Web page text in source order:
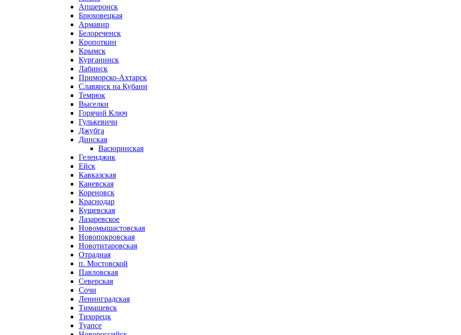
Апшеронск
Брюховецкая
Армавир
Белореченск
Кропоткин
Крымск
Курганинск
Лабинск
Приморско-Ахтарск
Славянск на Кубани
Темрюк
Выселки
Горячий Ключ
Гулькевичи
Джубга
Динская
Васюринская
Геленджик
Ейск
Кавказская
Каневская
Кореновск
Краснодар
Кущевская
Лазаревское
Новомышастовская
Новопокровская
Новотитаровская
Отрадная
п. Мостовской
Павловская
Северская
Сочи
Ленинградская
Тимашевск
Тихорецк
Туапсе